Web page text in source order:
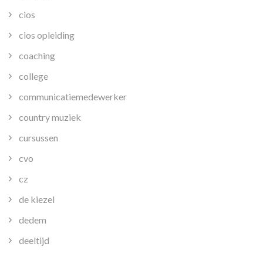
cios
cios opleiding
coaching
college
communicatiemedewerker
country muziek
cursussen
cvo
cz
de kiezel
dedem
deeltijd